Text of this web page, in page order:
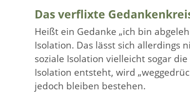
Das verflixte
Heißt ein Gedanke „ich bin
Isolation. Das lässt sich allerdings
soziale Isolation vielleicht sogar
Isolation entsteht, wird
jedoch bleiben bestehen.